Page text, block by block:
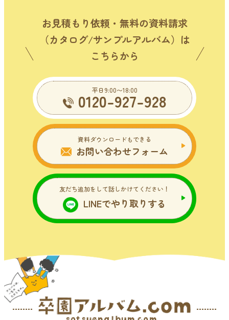
お見積もり依頼・無料の資料請求
（カタログ/サンプルアルバム）は
こちらから
平日9:00〜18:00
0120-927-928
資料ダウンロードもできる
お問い合わせフォーム
友だち追加をして話しかけてください！
LINEでやり取りする